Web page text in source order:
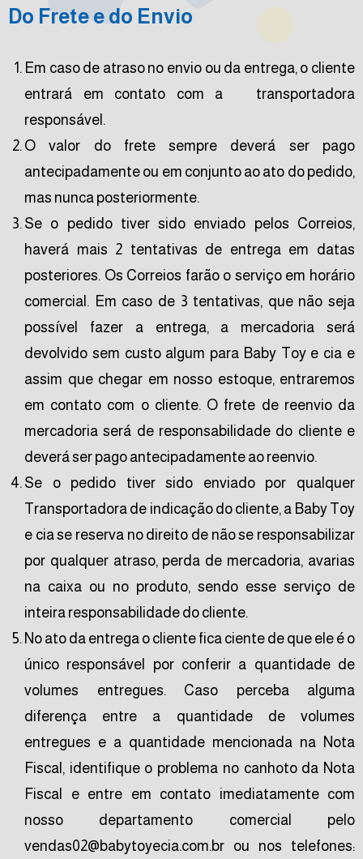
Do Frete e do Envio
Em caso de atraso no envio ou da entrega, o cliente
entrará em contato com a transportadora
responsável.
O valor do frete sempre deverá ser pago
antecipadamente ou em conjunto ao ato do pedido,
mas nunca posteriormente.
Se o pedido tiver sido enviado pelos Correios,
haverá mais 2 tentativas de entrega em datas
posteriores. Os Correios farão o serviço em horário
comercial. Em caso de 3 tentativas, que não seja
possível fazer a entrega, a mercadoria será
devolvido sem custo algum para Baby Toy e cia e
assim que chegar em nosso estoque, entraremos
em contato com o cliente. O frete de reenvio da
mercadoria será de responsabilidade do cliente e
deverá ser pago antecipadamente ao reenvio.
Se o pedido tiver sido enviado por qualquer
Transportadora de indicação do cliente, a Baby Toy
e cia se reserva no direito de não se responsabilizar
por qualquer atraso, perda de mercadoria, avarias
na caixa ou no produto, sendo esse serviço de
inteira responsabilidade do cliente.
No ato da entrega o cliente fica ciente de que ele é o
único responsável por conferir a quantidade de
volumes entregues. Caso perceba alguma
diferença entre a quantidade de volumes
entregues e a quantidade mencionada na Nota
Fiscal, identifique o problema no canhoto da Nota
Fiscal e entre em contato imediatamente com
nosso departamento comercial pelo
vendas02@babytoyecia.com.br ou nos telefones: